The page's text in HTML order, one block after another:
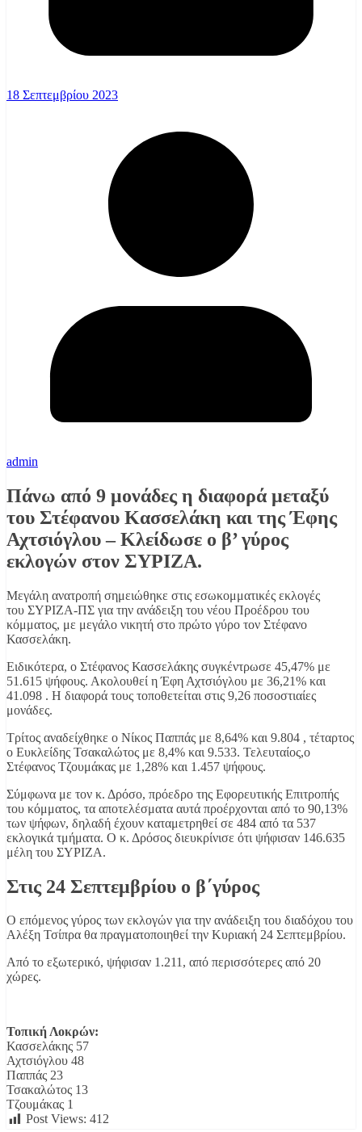
18 Σεπτεμβρίου 2023
admin
Πάνω από 9 μονάδες η διαφορά μεταξύ
του Στέφανου Κασσελάκη και της Έφης
Αχτσιόγλου – Κλείδωσε ο β’ γύρος
εκλογών στον ΣΥΡΙΖΑ.
Μεγάλη ανατροπή σημειώθηκε στις εσωκομματικές εκλογές
του ΣΥΡΙΖΑ-ΠΣ για την ανάδειξη του νέου Προέδρου του
κόμματος, με μεγάλο νικητή στο πρώτο γύρο τον Στέφανο
Κασσελάκη.
Ειδικότερα, ο Στέφανος Κασσελάκης συγκέντρωσε 45,47% με
51.615 ψήφους. Ακολουθεί η Έφη Αχτσιόγλου με 36,21% και
41.098 . Η διαφορά τους τοποθετείται στις 9,26 ποσοστιαίες
μονάδες.
Τρίτος αναδείχθηκε ο Νίκος Παππάς με 8,64% και 9.804 , τέταρτος
ο Ευκλείδης Τσακαλώτος με 8,4% και 9.533. Τελευταίος,ο
Στέφανος Τζουμάκας με 1,28% και 1.457 ψήφους.
Σύμφωνα με τον κ. Δρόσο, πρόεδρο της Εφορευτικής Επιτροπής
του κόμματος, τα αποτελέσματα αυτά προέρχονται από το 90,13%
των ψήφων, δηλαδή έχουν καταμετρηθεί σε 484 από τα 537
εκλογικά τμήματα. Ο κ. Δρόσος διευκρίνισε ότι ψήφισαν 146.635
μέλη του ΣΥΡΙΖΑ.
Στις 24 Σεπτεμβρίου ο β΄γύρος
Ο επόμενος γύρος των εκλογών για την ανάδειξη του διαδόχου του
Αλέξη Τσίπρα θα πραγματοποιηθεί την Κυριακή 24 Σεπτεμβρίου.
Από το εξωτερικό, ψήφισαν 1.211, από περισσότερες από 20
χώρες.
Τοπική Λοκρών:
Κασσελάκης 57
Αχτσιόγλου 48
Παππάς 23
Τσακαλώτος 13
Τζουμάκας 1
Post Views: 412